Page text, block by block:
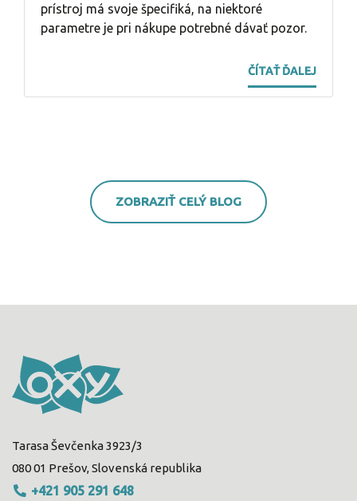
prístroj má svoje špecifiká, na niektoré
parametre je pri nákupe potrebné dávať pozor.
ČÍTAŤ ĎALEJ
ZOBRAZIŤ CELÝ BLOG
Tarasa Ševčenka 3923/3
080 01 Prešov, Slovenská republika
+421 905 291 648